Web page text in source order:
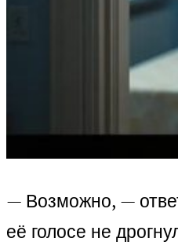
— Возможно, —
её голосе не